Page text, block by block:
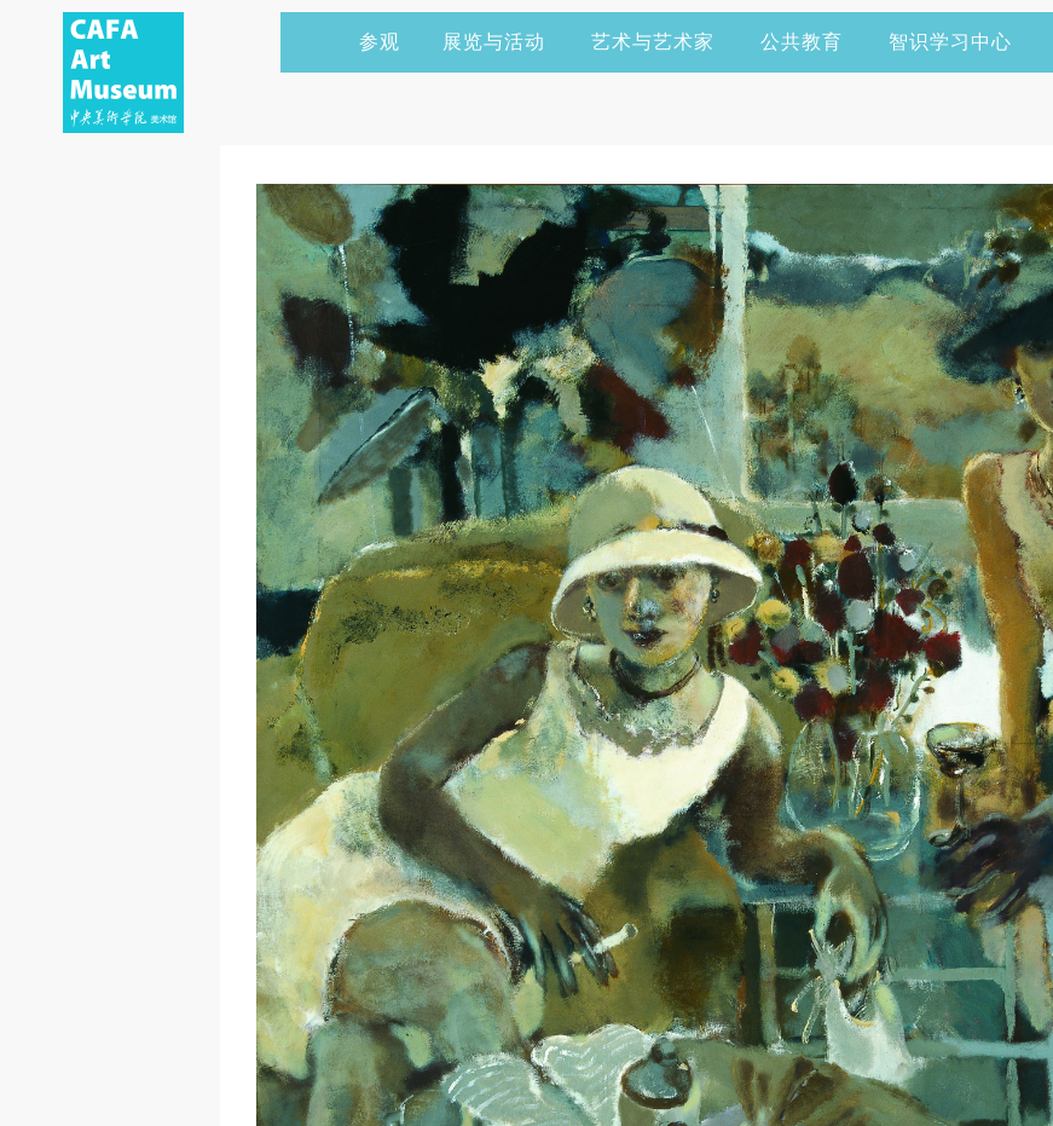
参观 展览与活动 艺术与艺术家 公共教育 智识学习中心
展览回顾
数字美术馆
资讯
艺术出版
CAFAM 体验
捐赠
志愿者
合作伙伴
举办活动
快捷登录 帐号密码登录
手机号码 发送验证码
手机号码将作为您的登录账号
验证码
登录
可使用雅昌艺术网会员账户登录